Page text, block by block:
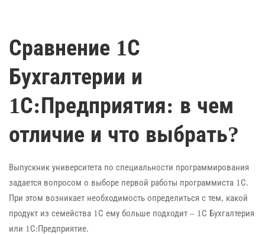
Сравнение 1С
Бухгалтерии и
1С:Предприятия: в чем
отличие и что выбрать?
Выпускник университета по специальности программирования
задается вопросом о выборе первой работы программиста 1С.
При этом возникает необходимость определиться с тем, какой
продукт из семейства 1С ему больше подходит – 1С Бухгалтерия
или 1С:Предприятие.